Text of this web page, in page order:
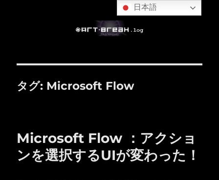
タグ: Microsoft Flow
Microsoft Flow ：アクショ
ンを選択するUIが変わった！
日本語